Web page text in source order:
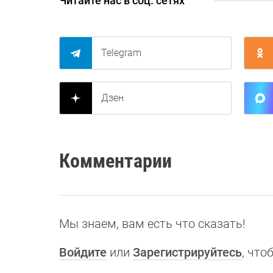
Telegram
Дзен
Комментарии
Мы знаем, вам есть что сказать!
Войдите или Зарегистрируйтесь,